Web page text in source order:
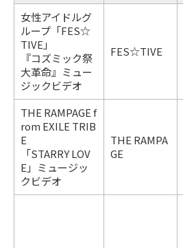
女性アイドルグ
ループ「FES☆
TIVE」
『コズミック祭
大革命』ミュー
ジックビデオ
FES☆TIVE
THE RAMPAGE f
rom EXILE TRIB
E
「STARRY LOV
E」ミュージッ
クビデオ
THE RAMPA
GE